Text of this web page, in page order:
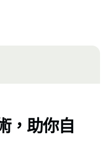
，助你自